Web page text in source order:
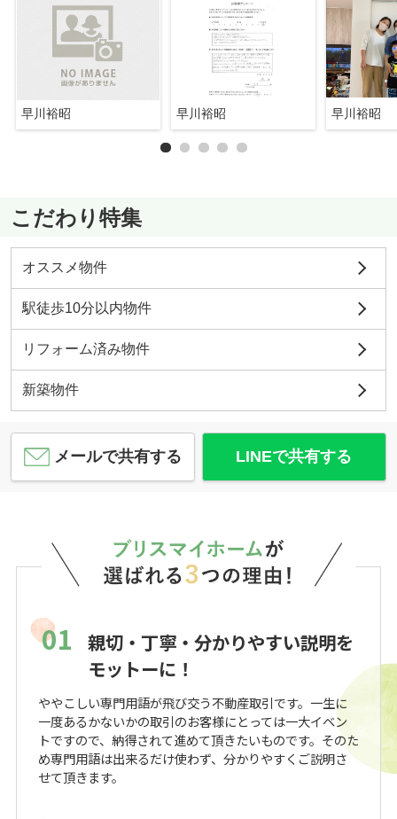
早川裕昭 早川裕昭 早川裕昭
こだわり特集
オススメ物件
駅徒歩10分以内物件
リフォーム済み物件
新築物件
メールで共有する LINEで共有する
01
親切・丁寧・分かりやすい説明を
モットーに！
ややこしい専門用語が飛び交う不動産取引です。一生に
一度あるかないかの取引のお客様にとっては一大イベン
トですので、納得されて進めて頂きたいものです。そのた
め専門用語は出来るだけ使わず、分かりやすくご説明さ
せて頂きます。